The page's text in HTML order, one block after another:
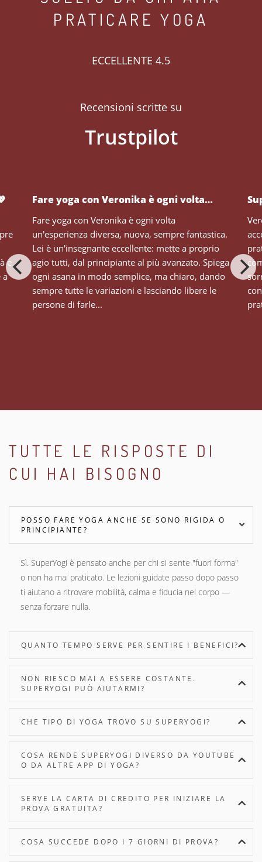
PRATICARE YOGA
ECCELLENTE 4.5
Recensioni scritte su
Fare yoga con Veronika è ogni volta…
Fare yoga con Veronika è ogni volta
un'esperienza diversa, nuova, sempre fantastica.
Lei è un'insegnante eccellente: mette a proprio
agio tutti, dal principiante al più avanzato. Spiega
ogni asana in modo semplice, ma chiaro, dando
sempre tutte le variazioni e lasciando libere le
persone di farle...
e
a
TUTTE LE RISPOSTE DI
CUI HAI BISOGNO
POSSO FARE YOGA ANCHE SE SONO RIGIDA O
PRINCIPIANTE?
Sì. SuperYogi è pensato anche per chi si sente "fuori forma"
o non ha mai praticato. Le lezioni guidate passo dopo passo
ti aiutano a ritrovare mobilità, calma e fiducia nel corpo —
senza forzare nulla.
QUANTO TEMPO SERVE PER SENTIRE I BENEFICI?
NON RIESCO MAI A ESSERE COSTANTE.
SUPERYOGI PUÒ AIUTARMI?
CHE TIPO DI YOGA TROVO SU SUPERYOGI?
COSA RENDE SUPERYOGI DIVERSO DA YOUTUBE
O DA ALTRE APP DI YOGA?
SERVE LA CARTA DI CREDITO PER INIZIARE LA
PROVA GRATUITA?
COSA SUCCEDE DOPO I 7 GIORNI DI PROVA?